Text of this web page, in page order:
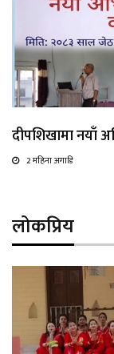
दीपशिखामा नयाँ
2 महिना अगाडि
लोकप्रिय